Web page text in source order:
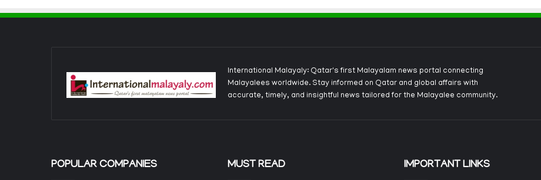
International Malayaly: Qatar's first Malayalam news portal connecting
Malayalees worldwide. Stay informed on Qatar and global affairs with
accurate, timely, and insightful news tailored for the Malayalee community.
POPULAR COMPANIES MUST READ IMPORTANT LINKS